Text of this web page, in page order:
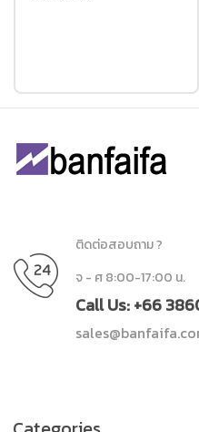
ติดต่อสอบถาม ?
จ - ศ 8:00-17:00 น.
Call Us: +66